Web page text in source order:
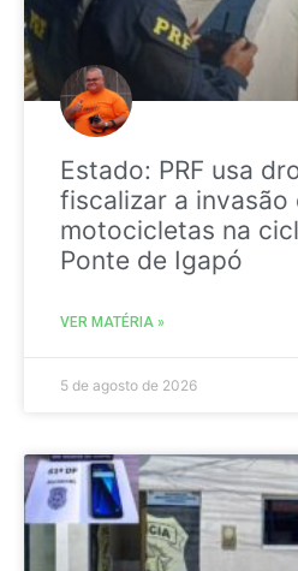
Estado: PRF usa
fiscalizar a invasão
motocicletas na
Ponte de Igapó
VER MATÉRIA »
5 de agosto de 2026